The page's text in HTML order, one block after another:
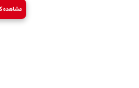
مشاهده کلیپ